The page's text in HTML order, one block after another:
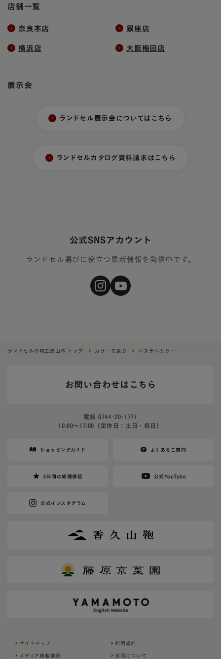
店舗一覧
奈良本店 銀座店
横浜店 大阪梅田店
展示会
ランドセル展示会についてはこちら
ランドセルカタログ資料請求はこちら
公式SNSアカウント
ランドセル選びに役立つ最新情報を発信中です。
ランドセルの鞄工房山本 トップ カラーで選ぶ パステルカラー
お問い合わせはこちら
電話0744-20-1771
10:00〜17:00（定休日：土日・祝日）
ショッピングガイド よくあるご質問
6年間の修理保証 公式YouTube
公式インスタグラム
サイトマップ 利用規約
メディア掲載情報 採用について